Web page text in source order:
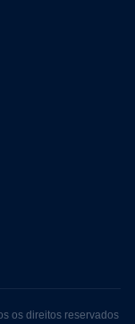
os direitos reservados